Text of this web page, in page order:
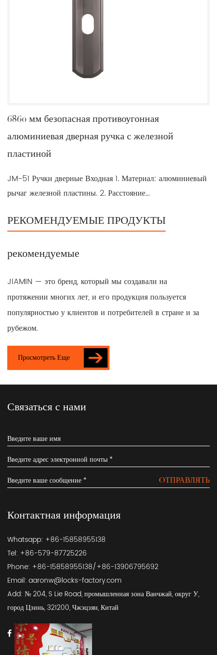
6860 мм безопасная противоугонная
алюминиевая дверная ручка с железной
пластиной
JM-51 Ручки дверные Входная 1. Материал: алюминиевый
рычаг железной пластины. 2. Расстояние...
РЕКОМЕНДУЕМЫЕ ПРОДУКТЫ
рекомендуемые
JIAMIN — это бренд, который мы создавали на
протяжении многих лет, и его продукция пользуется
популярностью у клиентов и потребителей в стране и за
рубежом.
Просмотреть Еще
Связаться с нами
OТПРАВЛЯТЬ
Контактная информация
Whatsapp: +86-15858955138
Tel: +86-579-87725226
Phone: +86-15858955138/+86-13906795692
Email: aaronw@locks-factory.com
Add: № 204, S Lie Road, промышленная зона Ванчжай, округ У,
город Цзинь, 321200, Чжэцзян, Китай